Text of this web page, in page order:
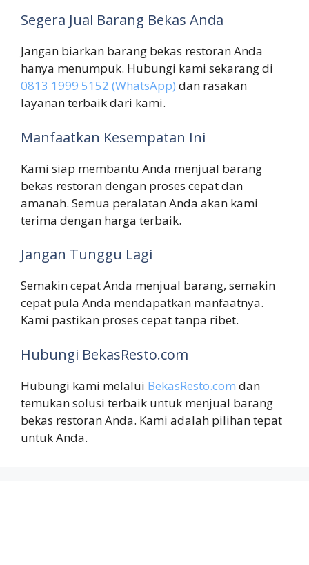
Segera Jual Barang Bekas Anda
Jangan biarkan barang bekas restoran Anda
hanya menumpuk. Hubungi kami sekarang di
0813 1999 5152 (WhatsApp) dan rasakan
layanan terbaik dari kami.
Manfaatkan Kesempatan Ini
Kami siap membantu Anda menjual barang
bekas restoran dengan proses cepat dan
amanah. Semua peralatan Anda akan kami
terima dengan harga terbaik.
Jangan Tunggu Lagi
Semakin cepat Anda menjual barang, semakin
cepat pula Anda mendapatkan manfaatnya.
Kami pastikan proses cepat tanpa ribet.
Hubungi BekasResto.com
Hubungi kami melalui BekasResto.com dan
temukan solusi terbaik untuk menjual barang
bekas restoran Anda. Kami adalah pilihan tepat
untuk Anda.